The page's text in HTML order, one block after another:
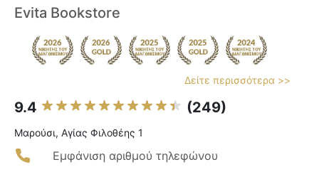
Evita Bookstore
Δείτε περισσότερα >>
9.4 (249)
Μαρούσι, Αγίας Φιλοθέης 1
Εμφάνιση αριθμού τηλεφώνου